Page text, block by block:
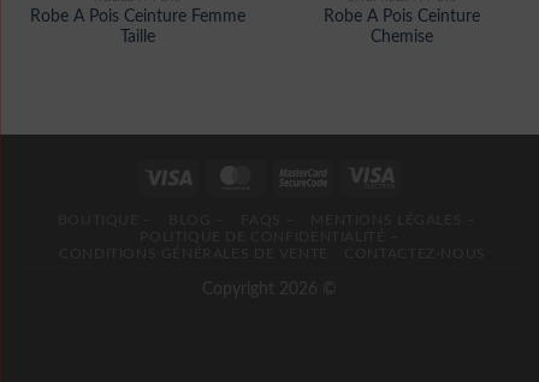
Robe A Pois Ceinture Femme
Taille
Robe A Pois Ceinture
Chemise
Copyright 2026 ©